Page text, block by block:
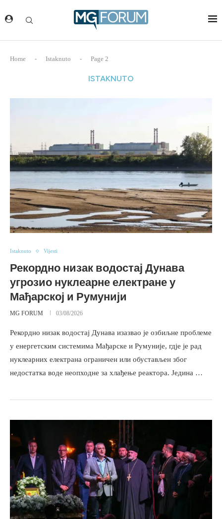
Home - Istaknuto - Page 2
ISTAKNUTO
Istaknuto Vijesti
Рекордно низак водостај Дунава
угрозио нуклеарне електране у
Мађарској и Румунији
MG FORUM 03/08/2026
Рекордно низак водостај Дунава изазвао је озбиљне проблеме
у енергетским системима Мађарске и Румуније, гдје је рад
нуклеарних електрана ограничен или обустављен због
недостатка воде неопходне за хлађење реактора. Једина …